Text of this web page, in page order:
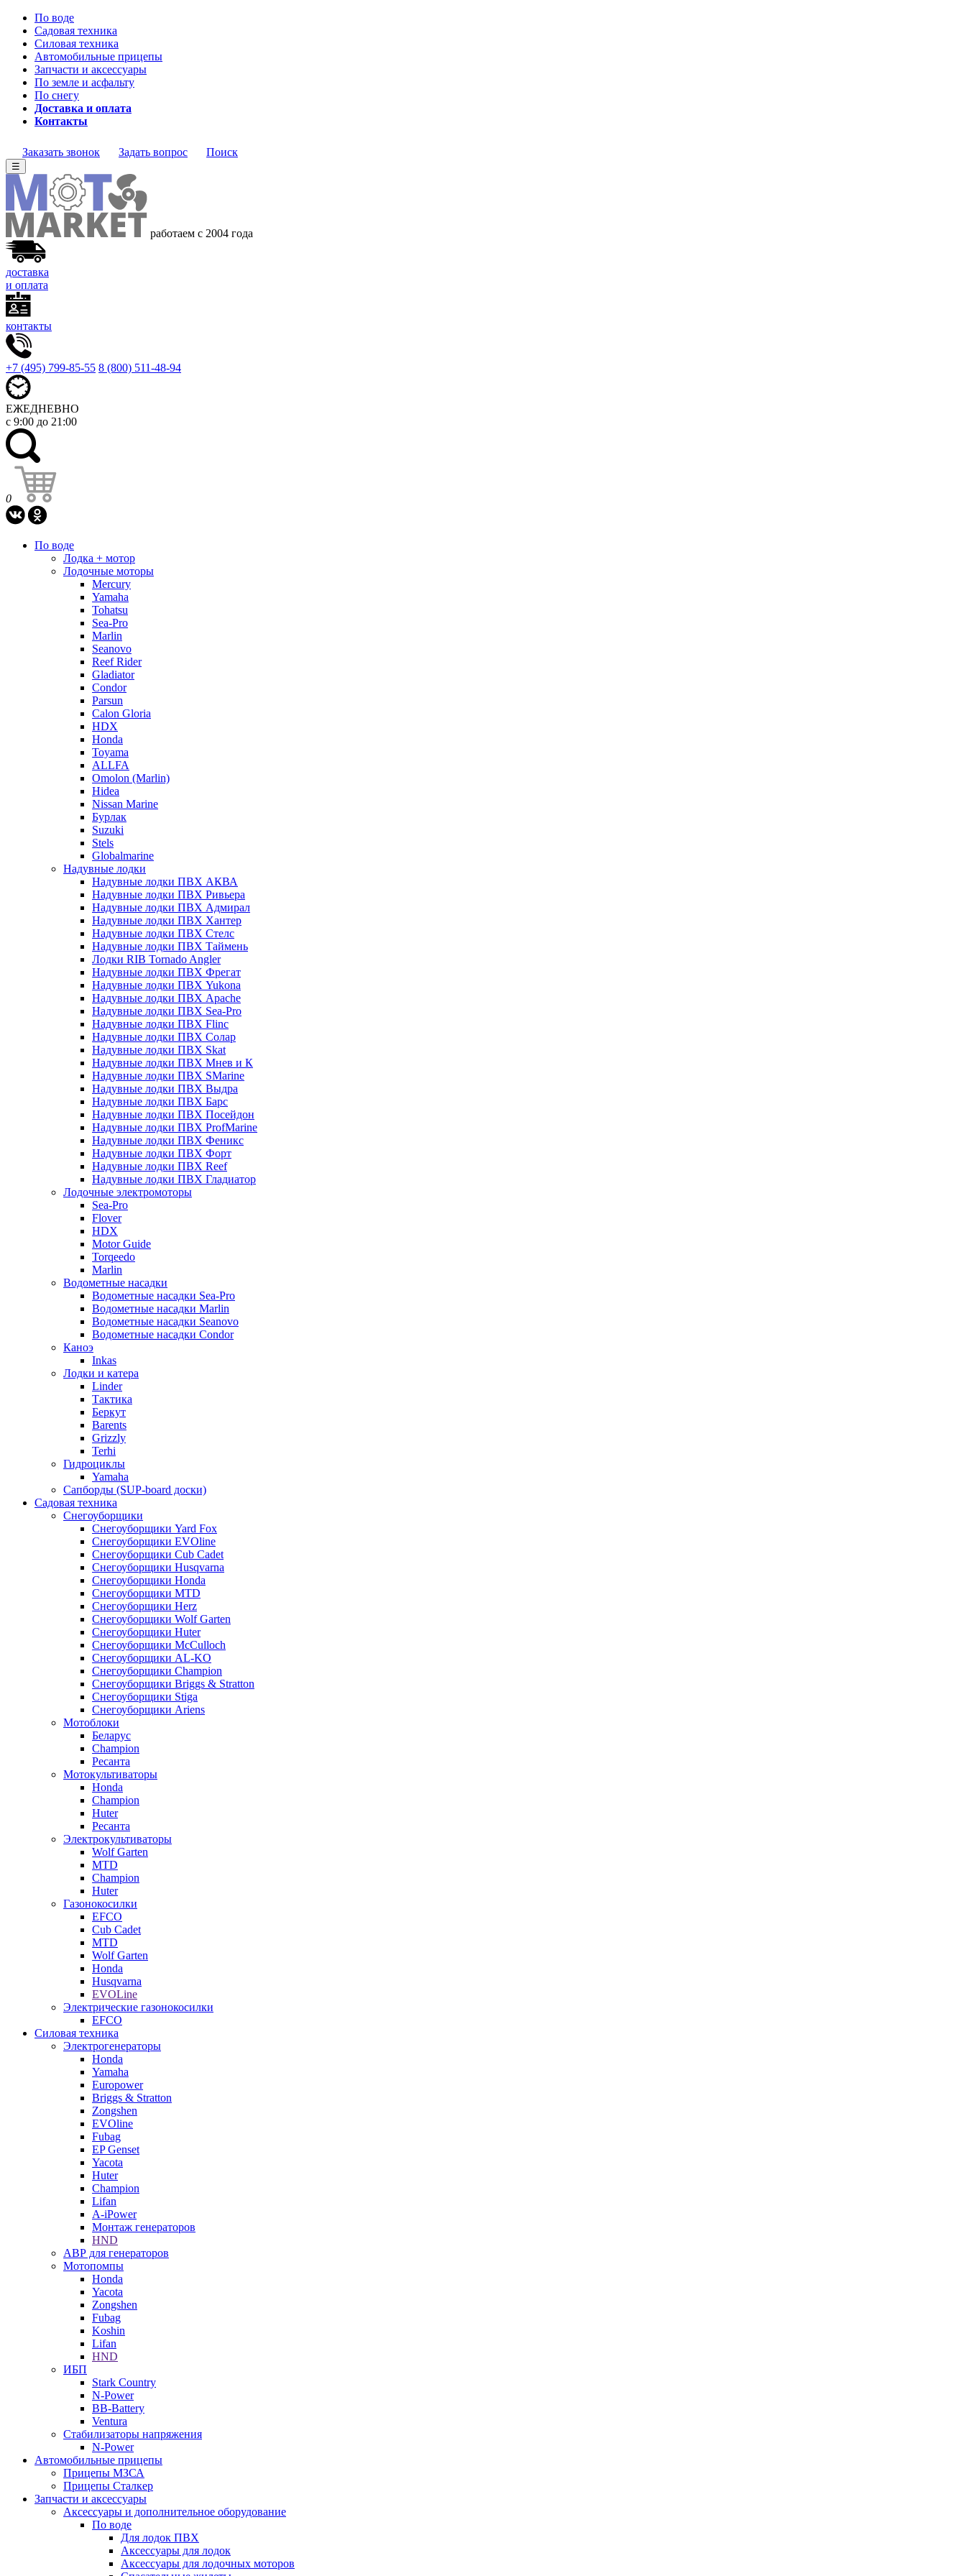
По воде
Садовая техника
Силовая техника
Автомобильные прицепы
Запчасти и аксессуары
По земле и асфальту
По снегу
Доставка и оплата
Контакты
Заказать звонок Задать вопрос Поиск
☰
работаем с 2004 года
доставка
и оплата
контакты
+7 (495) 799-85-55 8 (800) 511-48-94
ЕЖЕДНЕВНО
с 9:00 до 21:00
0
По воде
Лодка + мотор
Лодочные моторы
Mercury
Yamaha
Tohatsu
Sea-Pro
Marlin
Seanovo
Reef Rider
Gladiator
Condor
Parsun
Calon Gloria
HDX
Honda
Toyama
ALLFA
Omolon (Marlin)
Hidea
Nissan Marine
Бурлак
Suzuki
Stels
Globalmarine
Надувные лодки
Надувные лодки ПВХ АКВА
Надувные лодки ПВХ Ривьера
Надувные лодки ПВХ Адмирал
Надувные лодки ПВХ Хантер
Надувные лодки ПВХ Стелс
Надувные лодки ПВХ Таймень
Лодки RIB Tornado Angler
Надувные лодки ПВХ Фрегат
Надувные лодки ПВХ Yukona
Надувные лодки ПВХ Apache
Надувные лодки ПВХ Sea-Pro
Надувные лодки ПВХ Flinc
Надувные лодки ПВХ Солар
Надувные лодки ПВХ Skat
Надувные лодки ПВХ Мнев и К
Надувные лодки ПВХ SMarine
Надувные лодки ПВХ Выдра
Надувные лодки ПВХ Барс
Надувные лодки ПВХ Посейдон
Надувные лодки ПВХ ProfMarine
Надувные лодки ПВХ Феникс
Надувные лодки ПВХ Форт
Надувные лодки ПВХ Reef
Надувные лодки ПВХ Гладиатор
Лодочные электромоторы
Sea-Pro
Flover
HDX
Motor Guide
Torqeedo
Marlin
Водометные насадки
Водометные насадки Sea-Pro
Водометные насадки Marlin
Водометные насадки Seanovo
Водометные насадки Condor
Каноэ
Inkas
Лодки и катера
Linder
Тактика
Беркут
Barents
Grizzly
Terhi
Гидроциклы
Yamaha
Сапборды (SUP-board доски)
Садовая техника
Снегоуборщики
Снегоуборщики Yard Fox
Снегоуборщики EVOline
Снегоуборщики Cub Cadet
Снегоуборщики Husqvarna
Снегоуборщики Honda
Снегоуборщики MTD
Снегоуборщики Herz
Снегоуборщики Wolf Garten
Снегоуборщики Huter
Снегоуборщики McCulloch
Снегоуборщики AL-KO
Снегоуборщики Champion
Снегоуборщики Briggs & Stratton
Снегоуборщики Stiga
Снегоуборщики Ariens
Мотоблоки
Беларус
Champion
Ресанта
Мотокультиваторы
Honda
Champion
Huter
Ресанта
Электрокультиваторы
Wolf Garten
MTD
Champion
Huter
Газонокосилки
EFCO
Cub Cadet
MTD
Wolf Garten
Honda
Husqvarna
EVOLine
Электрические газонокосилки
EFCO
Силовая техника
Электрогенераторы
Honda
Yamaha
Europower
Briggs & Stratton
Zongshen
EVOline
Fubag
EP Genset
Yacota
Huter
Champion
Lifan
A-iPower
Монтаж генераторов
HND
АВР для генераторов
Мотопомпы
Honda
Yacota
Zongshen
Fubag
Koshin
Lifan
HND
ИБП
Stark Country
N-Power
BB-Battery
Ventura
Стабилизаторы напряжения
N-Power
Автомобильные прицепы
Прицепы МЗСА
Прицепы Сталкер
Запчасти и аксессуары
Аксессуары и дополнительное оборудование
По воде
Для лодок ПВХ
Аксессуары для лодок
Аксессуары для лодочных моторов